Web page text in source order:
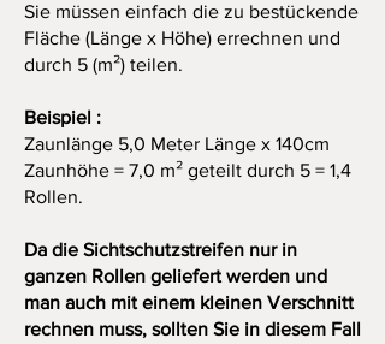
Sie müssen einfach die zu bestückende
Fläche (Länge x Höhe) errechnen und
durch 5 (m²) teilen.
Beispiel :
Zaunlänge 5,0 Meter Länge x 140cm
Zaunhöhe = 7,0 m² geteilt durch 5 = 1,4
Rollen.
Da die Sichtschutzstreifen nur in
ganzen Rollen geliefert werden und
man auch mit einem kleinen Verschnitt
rechnen muss, sollten Sie in diesem Fall